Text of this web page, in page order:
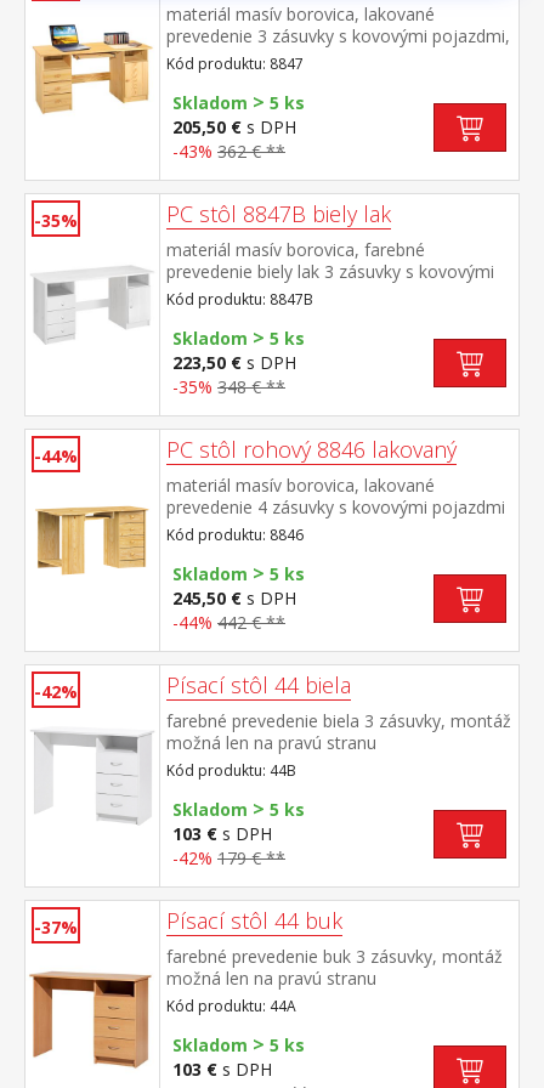
materiál masív borovica, lakované
prevedenie 3 zásuvky s kovovými pojazdmi,
skrinka s dvierkami rozmer zásuvky (š/h/v)
27,9 × 30,7 × 10,6 cm výsuv nie je súčasťou
dodávky k stolu je možné dokúpiť výsuvnú
dosku na klávesnicu 8840
Kód produktu: 8847
Skladom > 5 ks
205,50 € s DPH
-43% 362 € **
-35% PC stôl 8847B biely lak
materiál masív borovica, farebné
prevedenie biely lak 3 zásuvky s kovovými
pojazdmi, skrinka s dvierkami rozmer
zásuvky (š/h/v) 27,9 × 30,7 × 10,6 cm bez
výsuvu pre klávesnicu
Kód produktu: 8847B
Skladom > 5 ks
223,50 € s DPH
-35% 348 € **
-44% PC stôl rohový 8846 lakovaný
materiál masív borovica, lakované
prevedenie 4 zásuvky s kovovými pojazdmi
výsuv pre klávesnicu je súčasťou dodávky
(montáž výsuvu voliteľná)
Kód produktu: 8846
Skladom > 5 ks
245,50 € s DPH
-44% 442 € **
-42% Písací stôl 44 biela
farebné prevedenie biela 3 zásuvky, montáž
možná len na pravú stranu
Kód produktu: 44B
Skladom > 5 ks
103 € s DPH
-42% 179 € **
-37% Písací stôl 44 buk
farebné prevedenie buk 3 zásuvky, montáž
možná len na pravú stranu
Kód produktu: 44A
Skladom > 5 ks
103 € s DPH